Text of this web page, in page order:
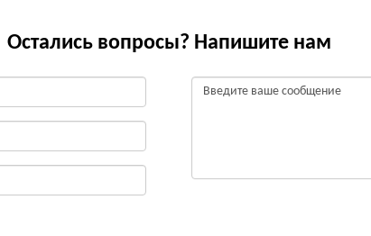
Остались вопросы? Напишите нам